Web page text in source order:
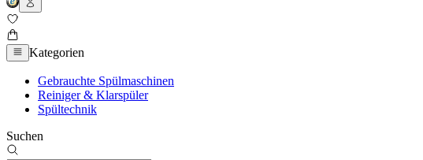
Kategorien
Gebrauchte Spülmaschinen
Reiniger & Klarspüler
Spültechnik
Suchen